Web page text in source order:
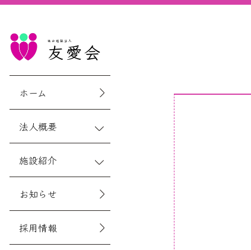
社会福祉法人
友愛会
ホーム
法人概要
施設紹介
お知らせ
採用情報